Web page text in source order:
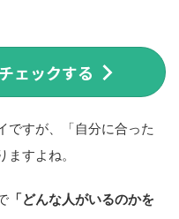
ェックする
ですが、「自分に合った
すよね。
「どんな人がいるのかを